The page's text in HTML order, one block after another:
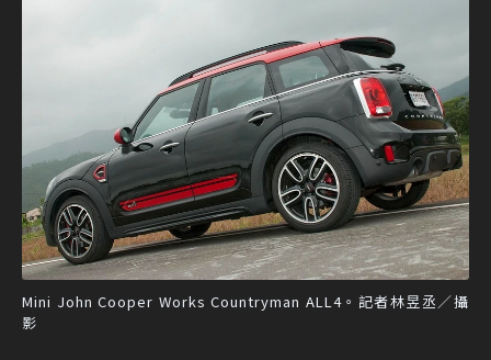
Mini John Cooper Works Countryman ALL4。記者林昱丞／攝
影